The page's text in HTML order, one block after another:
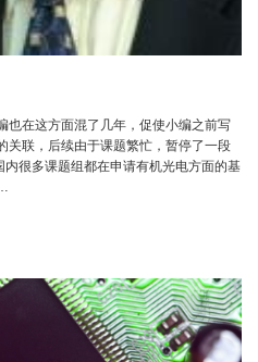
也在这方面混了几年，促使小编之前写
关联，后续由于课题繁忙，暂停了一段
很多课题组都在申请有机光电方面的基